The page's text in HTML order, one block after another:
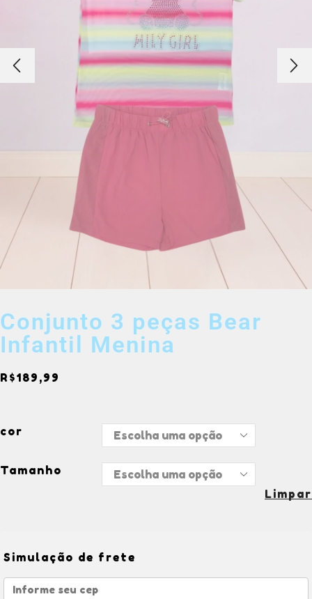
Conjunto 3 peças Bear
Infantil Menina
R$189,99
cor
Tamanho
Limpar
Simulação de frete